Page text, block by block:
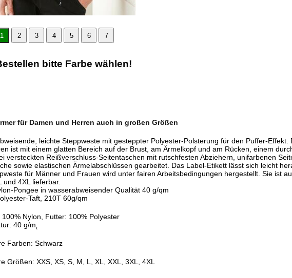
1 2 3 4 5 6 7
bitte Farbe wählen!
für Damen und Herren auch in großen Größen
leichte Steppweste mit gesteppter Polyester-Polsterung für den Puffer-
ist mit einem glatten Bereich auf der Brust, am Ärmelkopf und am Rücken, einem
versteckten Reißverschluss-Seitentaschen mit rutschfesten Abziehern, unifarbenen
sowie elastischen Ärmelabschlüssen gearbeitet. Das Label-Etikett lässt sich leicht
für Männer und Frauen wird unter fairen Arbeitsbedingungen hergestellt. Sie ist
und 4XL lieferbar.
Pongee in wasserabweisender Qualität 40 g/qm
Taft, 210T 60g/qm
100% Nylon, Futter: 100% Polyester
40 g/m˛
Farben: Schwarz
Größen: XXS, XS, S, M, L, XL, XXL, 3XL, 4XL